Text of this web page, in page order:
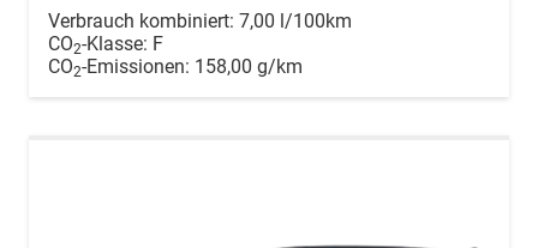
Verbrauch kombiniert: 7,00 l/100km
CO2-Klasse: F
CO2-Emissionen: 158,00 g/km